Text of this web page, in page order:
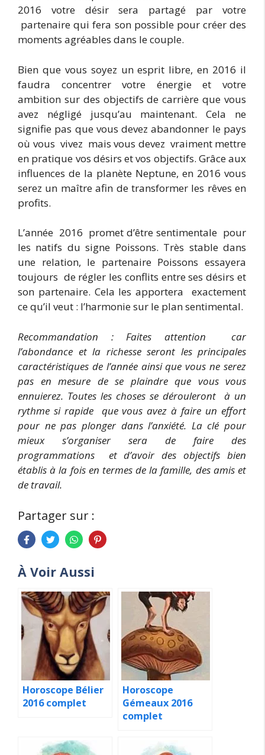
2016 votre désir sera partagé par votre
partenaire qui fera son possible pour créer des
moments agréables dans le couple.
Bien que vous soyez un esprit libre, en 2016 il
faudra concentrer votre énergie et votre
ambition sur des objectifs de carrière que vous
avez négligé jusqu’au maintenant. Cela ne
signifie pas que vous devez abandonner le pays
où vous vivez mais vous devez vraiment mettre
en pratique vos désirs et vos objectifs. Grâce aux
influences de la planète Neptune, en 2016 vous
serez un maître afin de transformer les rêves en
profits.
L’année 2016 promet d’être sentimentale pour
les natifs du signe Poissons. Très stable dans
une relation, le partenaire Poissons essayera
toujours de régler les conflits entre ses désirs et
son partenaire. Cela les apportera exactement
ce qu’il veut : l’harmonie sur le plan sentimental.
Recommandation : Faites attention
car
l’abondance et la richesse seront les principales
caractéristiques de l’année ainsi que vous ne serez
pas en mesure de se plaindre que vous vous
ennuierez. Toutes les choses se dérouleront à un
rythme si rapide que vous avez à faire un effort
pour ne pas plonger dans l’anxiété. La clé pour
mieux s’organiser sera de faire des
programmations et d’avoir des objectifs bien
établis à la fois en termes de la famille, des amis et
de travail.
Partager sur :
À Voir Aussi
Horoscope Bélier
2016 complet
Horoscope
Gémeaux 2016
complet